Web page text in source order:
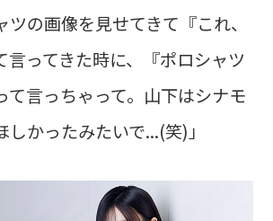
の画像を見せてきて『これ、
言ってきた時に、『ポロシャツ
て言っちゃって。山下はシナモ
しかったみたいで...(笑)」